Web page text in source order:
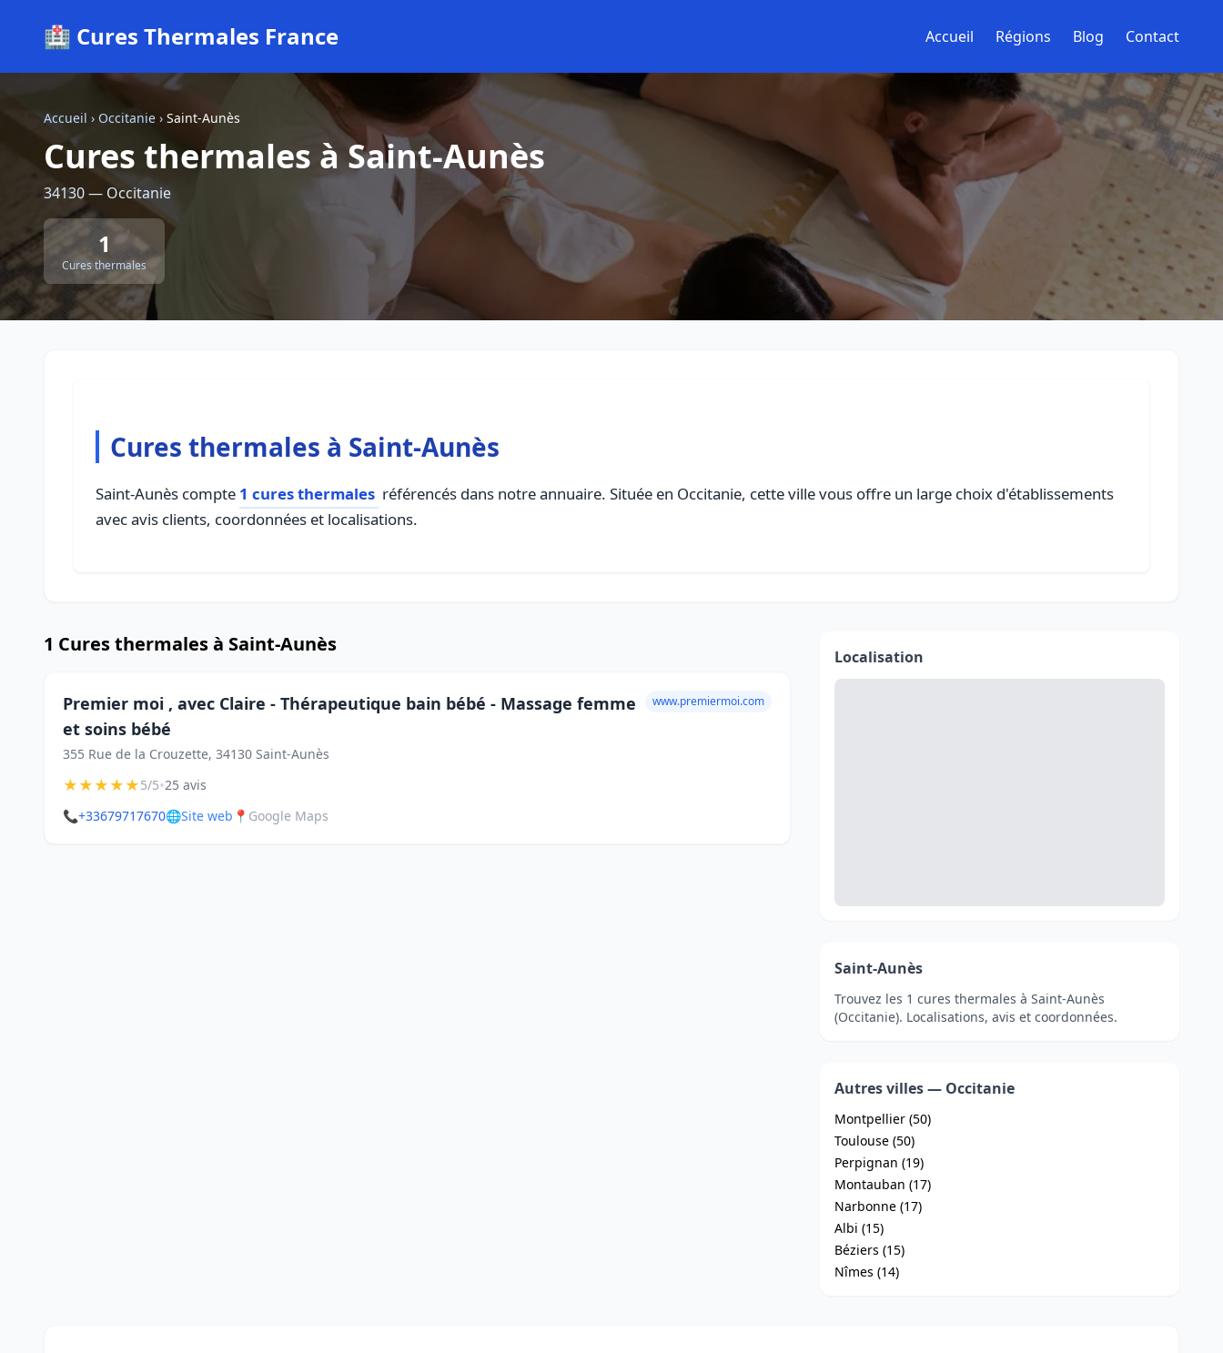
🏥 Cures Thermales France Accueil Régions Blog Contact
Accueil › Occitanie › Saint-Aunès
Cures thermales à Saint-Aunès
34130 — Occitanie
1
Cures thermales
Cures thermales à Saint-Aunès
Saint-Aunès compte 1 cures thermales référencés dans notre annuaire. Située en Occitanie, cette ville vous offre un large choix d'établissements
avec avis clients, coordonnées et localisations.
1 Cures thermales à Saint-Aunès
Premier moi , avec Claire - Thérapeutique bain bébé - Massage femme
et soins bébé
355 Rue de la Crouzette, 34130 Saint-Aunès
www.premiermoi.com
★★★★★5/5•25 avis
📞+33679717670🌐Site web 📍 Google Maps
Localisation
Saint-Aunès
Trouvez les 1 cures thermales à Saint-Aunès
(Occitanie). Localisations, avis et coordonnées.
Autres villes — Occitanie
Montpellier (50)
Toulouse (50)
Perpignan (19)
Montauban (17)
Narbonne (17)
Albi (15)
Béziers (15)
Nîmes (14)